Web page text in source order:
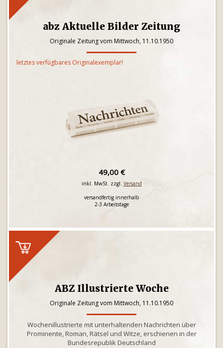
abz Aktuelle Bilder Zeitung
Originale Zeitung vom Mittwoch, 11.10.1950
letztes verfügbares Originalexemplar!
49,00 €
inkl. MwSt. zzgl. Versand
versandfertig innerhalb
2-3 Arbeitstage
ABZ Illustrierte Woche
Originale Zeitung vom Mittwoch, 11.10.1950
Wochenillustrierte mit unterhaltenden Nachrichten über
Prominente, Roman, Rätsel und Witze, erschienen in der
Bundesrepublik Deutschland